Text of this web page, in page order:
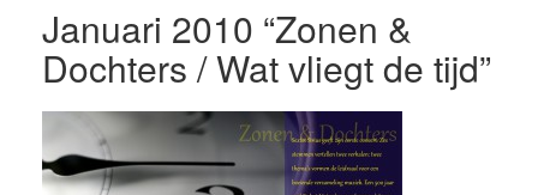
Januari 2010 “Zonen &
Dochters / Wat vliegt de tijd”